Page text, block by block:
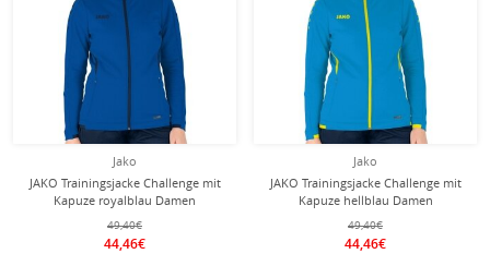
Jako
JAKO Trainingsjacke Challenge mit
Kapuze royalblau Damen
49,40€
44,46€
Jako
JAKO Trainingsjacke Challenge mit
Kapuze hellblau Damen
49,40€
44,46€